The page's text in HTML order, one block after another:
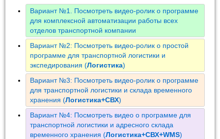
Вариант №1. Посмотреть видео-ролик о программе
для комплексной автоматизации работы всех
отделов транспортной компании
Вариант №2: Посмотреть видео-ролик о простой
программе для транспортной логистики и
экспедирования (Логистика)
Вариант №3: Посмотреть видео-ролик о программе
для транспортной логистики и склада временного
хранения (Логистика+СВХ)
Вариант №4: Посмотреть видео о программе для
транспортной логистики и адресного склада
временного хранения (Логистика+СВХ+WMS)